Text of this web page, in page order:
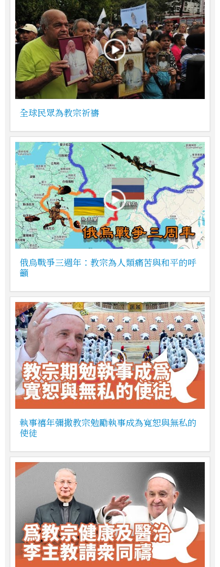
全球民眾為教宗祈禱
俄烏戰爭三週年：教宗為人類痛苦與和平的呼
籲
執事禧年彌撒教宗勉勵執事成為寬恕與無私的
使徒